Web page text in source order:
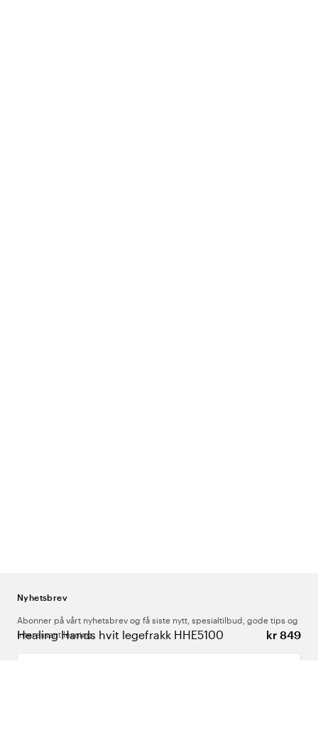
Healing Hands hvit legefrakk HHE5100 kr 849
Nyhetsbrev
Abonner på vårt nyhetsbrev og få siste nytt, spesialtilbud, gode tips og
interessant lesning.
Skriv inn din e-postadresse